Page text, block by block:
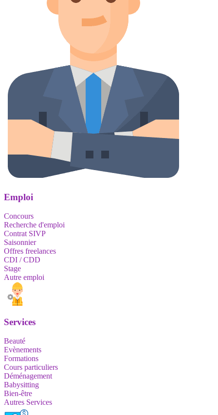
Emploi
Concours
Recherche d'emploi
Contrat SIVP
Saisonnier
Offres freelances
CDI / CDD
Stage
Autre emploi
Services
Beauté
Evènements
Formations
Cours particuliers
Déménagement
Babysitting
Bien-être
Autres Services